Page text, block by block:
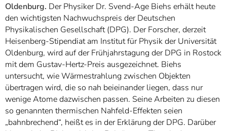
Oldenburg. Der Physiker Dr. Svend-Age Biehs erhält heute
den wichtigsten Nachwuchspreis der Deutschen
Physikalischen Gesellschaft (DPG). Der Forscher, derzeit
Heisenberg-Stipendiat am Institut für Physik der Universität
Oldenburg, wird auf der Frühjahrstagung der DPG in Rostock
mit dem Gustav-Hertz-Preis ausgezeichnet. Biehs
untersucht, wie Wärmestrahlung zwischen Objekten
übertragen wird, die so nah beieinander liegen, dass nur
wenige Atome dazwischen passen. Seine Arbeiten zu diesen
so genannten thermischen Nahfeld-Effekten seien
„bahnbrechend“, heißt es in der Erklärung der DPG. Darüber